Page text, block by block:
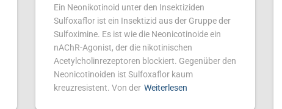
Ein Neonikotinoid unter den Insektiziden
Sulfoxaflor ist ein Insektizid aus der Gruppe der
Sulfoximine. Es ist wie die Neonicotinoide ein
nAChR-Agonist, der die nikotinischen
Acetylcholinrezeptoren blockiert. Gegenüber den
Neonicotinoiden ist Sulfoxaflor kaum
kreuzresistent. Von der Weiterlesen